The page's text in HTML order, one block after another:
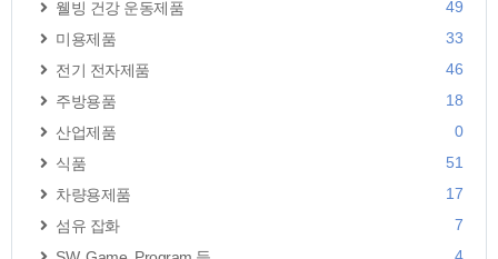
웰빙 건강 운동제품
49
미용제품
33
전기 전자제품
46
주방용품
18
산업제품
0
식품
51
차량용제품
17
섬유 잡화
7